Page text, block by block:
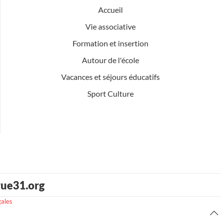
Accueil
Vie associative
Formation et insertion
Autour de l'école
Vacances et séjours éducatifs
Sport Culture